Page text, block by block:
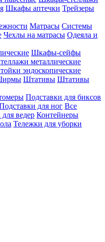
Шкафы аптечки Трейзеры
Матрасы Системы
Чехлы на матрасы Одеяла и
Шкафы-сейфы
металлические
эндоскопические
Штативы Штативы
Подставки для биксов
для ног Все
ведер Контейнеры
Тележки для уборки